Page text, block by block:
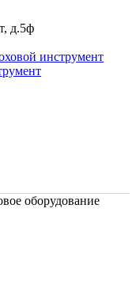
д.5ф
инструмент
оборудование